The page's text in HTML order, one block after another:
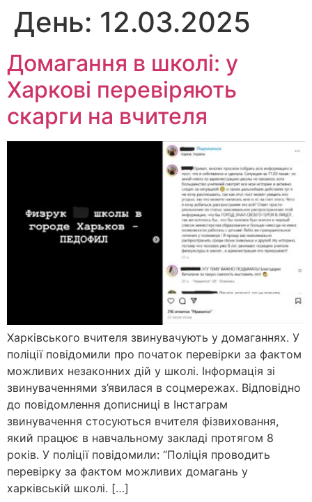
Перейти
День: 12.03.2025
Домагання в школі: у
Харкові перевіряють
скарги на вчителя
Харківського вчителя звинувачують у домаганнях. У
поліції повідомили про початок перевірки за фактом
можливих незаконних дій у школі. Інформація зі
звинуваченнями з’явилася в соцмережах. Відповідно
до повідомлення дописниці в Інстаграм
звинувачення стосуються вчителя фізвиховання,
який працює в навчальному закладі протягом 8
років. У поліції повідомили: “Поліція проводить
перевірку за фактом можливих домагань у
харківській школі. […]